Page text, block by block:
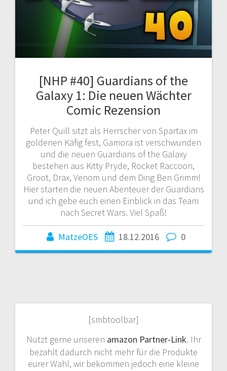
[NHP #40] Guardians of the
Galaxy 1: Die neuen Wächter
Comic Rezension
Peter Quill sitzt als Herrscher von Spartax im
goldenen Käfig fest, Gamora ist verschwunden
und die neuen Guardians of the Galaxy
bestehen aus Kitty Pryde, Rocket Raccoon,
Groot, Drax, Venom und dem Ding Ben Grimm!
Hier starten die neuen Abenteuer der Guardians
und ich gebe euch einen Einblick in das Team
nach Secret Wars. Viel Spaß!
MatzeOES 18.12.2016 0
[smbtoolbar]
Nutzt gerne unseren amazon Partner-Link. Ihr
bezahlt dadurch nicht mehr für die Produkte
eurer Wahl, wir bekommen jedoch eine kleine